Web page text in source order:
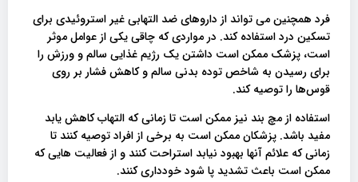
فرد همچنین می تواند از داروهای ضد التهابی غیر استروئیدی برای
تسکین درد استفاده کند. در مواردی که چاقی یکی از عوامل موثر
است، پزشک ممکن است داشتن یک رژیم غذایی سالم و ورزش را
برای رسیدن به شاخص توده بدنی سالم و کاهش فشار بر روی
قوس‌ها را توصیه کند.
استفاده از مچ بند نیز ممکن است تا زمانی که التهاب کاهش یابد
مفید باشد. پزشکان ممکن است به برخی از افراد توصیه کنند تا
زمانی که علائم آنها بهبود نیابد استراحت کنند و از فعالیت هایی که
ممکن است باعث تشدید پا شود خودداری کنند.